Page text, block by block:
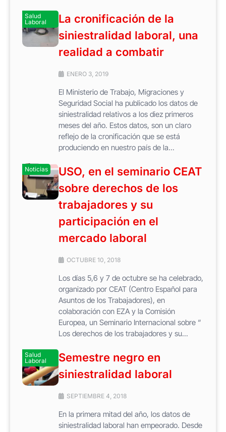
Salud
Laboral
La cronificación de la
siniestralidad laboral, una
realidad a combatir
ENERO 3, 2019
El Ministerio de Trabajo, Migraciones y
Seguridad Social ha publicado los datos de
siniestralidad relativos a los diez primeros
meses del año. Estos datos, son un claro
reflejo de la cronificación que se está
produciendo en nuestro país de la...
Noticias
USO, en el seminario CEAT
sobre derechos de los
trabajadores y su
participación en el
mercado laboral
OCTUBRE 10, 2018
Los días 5,6 y 7 de octubre se ha celebrado,
organizado por CEAT (Centro Español para
Asuntos de los Trabajadores), en
colaboración con EZA y la Comisión
Europea, un Seminario Internacional sobre “
Los derechos de los trabajadores y su...
Salud
Laboral
Semestre negro en
siniestralidad laboral
SEPTIEMBRE 4, 2018
En la primera mitad del año, los datos de
siniestralidad laboral han empeorado. Desde